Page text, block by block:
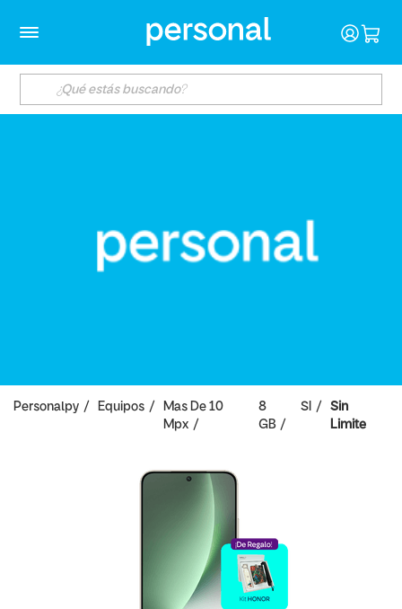
Personalpy Equipos
Mas De 10
Mpx
8
GB
SI
Sin
Limite